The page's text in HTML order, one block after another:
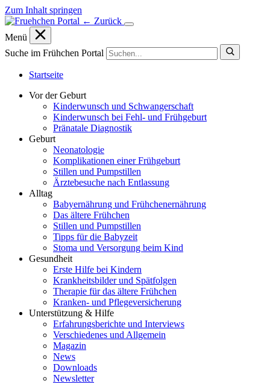
Zum Inhalt springen
← Zurück
Menü
Suche im Frühchen Portal
Startseite
Vor der Geburt
Kinderwunsch und Schwangerschaft
Kinderwunsch bei Fehl- und Frühgeburt
Pränatale Diagnostik
Geburt
Neonatologie
Komplikationen einer Frühgeburt
Stillen und Pumpstillen
Ärztebesuche nach Entlassung
Alltag
Babyernährung und Frühchenernährung
Das ältere Frühchen
Stillen und Pumpstillen
Tipps für die Babyzeit
Stoma und Versorgung beim Kind
Gesundheit
Erste Hilfe bei Kindern
Krankheitsbilder und Spätfolgen
Therapie für das ältere Frühchen
Kranken- und Pflegeversicherung
Unterstützung & Hilfe
Erfahrungsberichte und Interviews
Verschiedenes und Allgemein
Magazin
News
Downloads
Newsletter